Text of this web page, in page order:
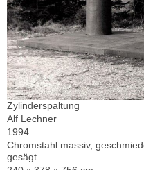
Zylinderspaltung
Alf Lechner
1994
Chromstahl massiv,
gesägt